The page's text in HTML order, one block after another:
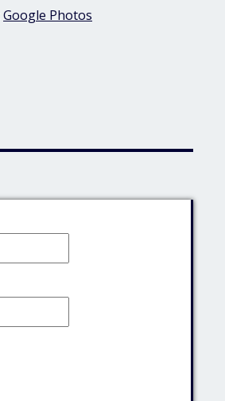
Google Photos